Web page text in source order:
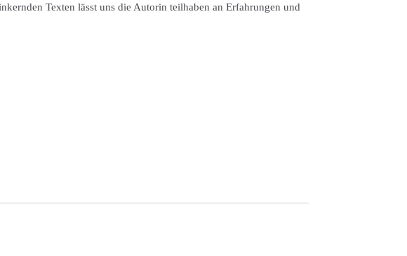
Texten lässt uns die Autorin teilhaben an Erfahrungen und